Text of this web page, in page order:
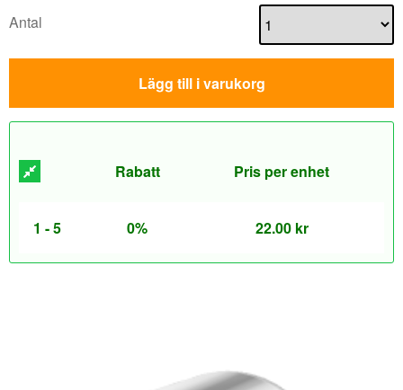
Antal
Lägg till i varukorg
Rabatt Pris per enhet
1 - 5 0% 22.00 kr